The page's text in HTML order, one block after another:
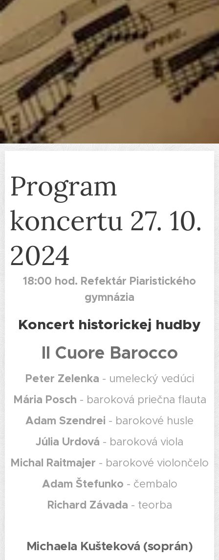
Program
koncertu 27. 10.
2024
18:00 hod. Refektár Piaristického
gymnázia
Koncert historickej hudby
Il Cuore Barocco
Peter Zelenka - umelecký vedúci
Mária Posch - baroková priečna flauta
Adam Szendrei - barokové husle
Júlia Urdová - baroková viola
Michal Raitmajer - barokové violončelo
Adam Štefunko - čembalo
Richard Závada - teorba
Michaela Kušteková (soprán)